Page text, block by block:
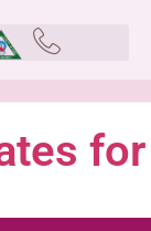
for